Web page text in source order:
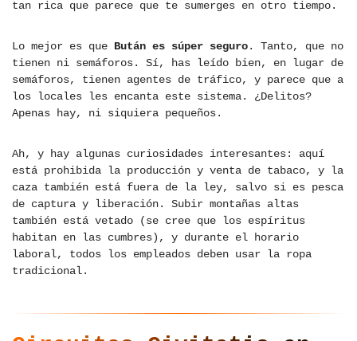
tan rica que parece que te sumerges en otro tiempo.
Lo mejor es que Bután es súper seguro. Tanto, que no
tienen ni semáforos. Sí, has leído bien, en lugar de
semáforos, tienen agentes de tráfico, y parece que a
los locales les encanta este sistema. ¿Delitos?
Apenas hay, ni siquiera pequeños.
Ah, y hay algunas curiosidades interesantes: aquí
está prohibida la producción y venta de tabaco, y la
caza también está fuera de la ley, salvo si es pesca
de captura y liberación. Subir montañas altas
también está vetado (se cree que los espíritus
habitan en las cumbres), y durante el horario
laboral, todos los empleados deben usar la ropa
tradicional.